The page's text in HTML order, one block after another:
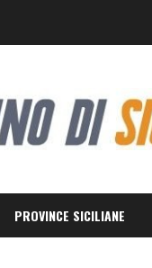
PROVINCE SICILIANE